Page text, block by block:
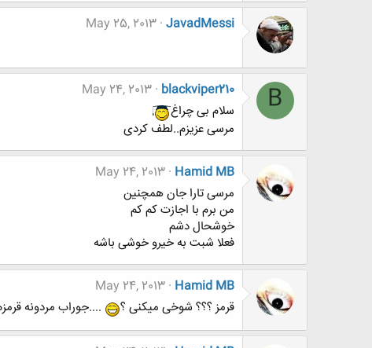
JavadMessi
May 25, 2013
B
blackviper210
May 24, 2013
سلام بى چراغ
مرسى عزيزم..لطف کردى
Hamid MB
May 24, 2013
مرسی تارا جان همچنین
من برم با اجازت کم کم
خوشحال دشم
فعلا شبت به خیرو خوشی باشه
Hamid MB
May 24, 2013
قرمز ؟؟؟ شوخی میکنی ؟
....جوراب مردونه